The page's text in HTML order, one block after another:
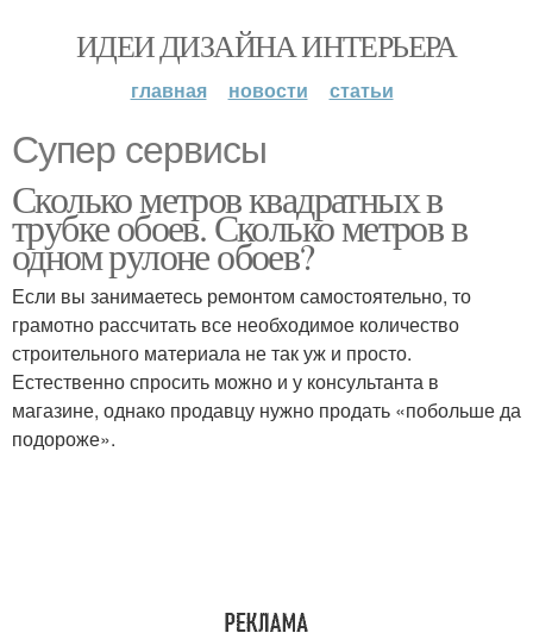
ИДЕИ ДИЗАЙНА ИНТЕРЬЕРА
главная новости статьи
Супер сервисы
Сколько метров квадратных в
трубке обоев. Сколько метров в
одном рулоне обоев?
Если вы занимаетесь ремонтом самостоятельно, то
грамотно рассчитать все необходимое количество
строительного материала не так уж и просто.
Естественно спросить можно и у консультанта в
магазине, однако продавцу нужно продать «побольше да
подороже».